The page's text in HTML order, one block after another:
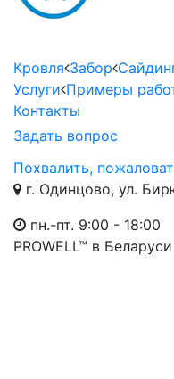
Кровля Забор
Услуги Примеры
Контакты
Задать вопрос
Похвалить,
г. Одинцово, ул.
пн.-пт. 9:00 - 18:00
PROWELL™ в Беларуси